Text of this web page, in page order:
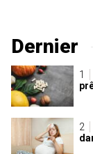
Dernier